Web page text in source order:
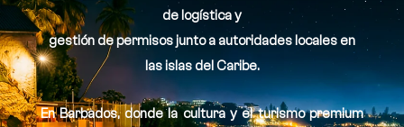
de logística y
gestión de permisos junto a autoridades locales en
las islas del Caribe.
En Barbados, donde la cultura y el turismo premium